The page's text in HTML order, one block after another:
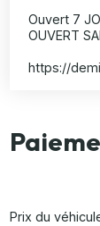
Ouvert 7
OUVERT
https://
Prix du